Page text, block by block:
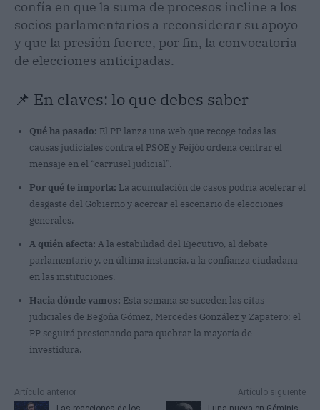
confía en que la suma de procesos incline a los
socios parlamentarios a reconsiderar su apoyo
y que la presión fuerce, por fin, la convocatoria
de elecciones anticipadas.
📌 En claves: lo que debes saber
Qué ha pasado: El PP lanza una web que recoge todas las
causas judiciales contra el PSOE y Feijóo ordena centrar el
mensaje en el “carrusel judicial”.
Por qué te importa: La acumulación de casos podría acelerar el
desgaste del Gobierno y acercar el escenario de elecciones
generales.
A quién afecta: A la estabilidad del Ejecutivo, al debate
parlamentario y, en última instancia, a la confianza ciudadana
en las instituciones.
Hacia dónde vamos: Esta semana se suceden las citas
judiciales de Begoña Gómez, Mercedes González y Zapatero; el
PP seguirá presionando para quebrar la mayoría de
investidura.
Artículo anterior
Artículo siguiente